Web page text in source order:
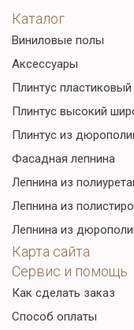
Каталог
Виниловые полы
Аксессуары
Плинтус
Плинтус высокий
Плинтус из
Фасадная лепнина
Лепнина из
Лепнина из
Лепнина из
Карта сайта
Сервис и помощь
Как сделать заказ
Способ оплаты